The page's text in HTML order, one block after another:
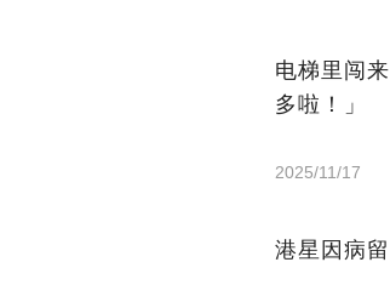
电梯里闯
多啦！」
2025/11/17
港星因病